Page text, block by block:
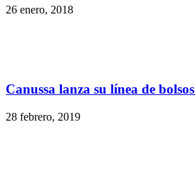
26 enero, 2018
Canussa lanza su línea de
28 febrero, 2019